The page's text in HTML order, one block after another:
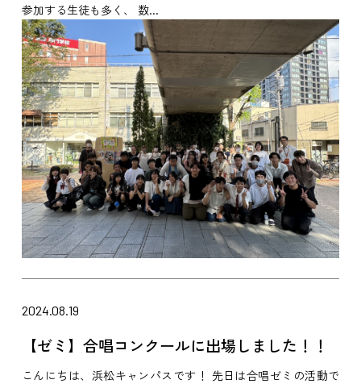
参加する生徒も多く、 数...
2024.08.19
【ゼミ】合唱コンクールに出場しました！！
こんにちは、浜松キャンパスです！ 先日は合唱ゼミの活動で